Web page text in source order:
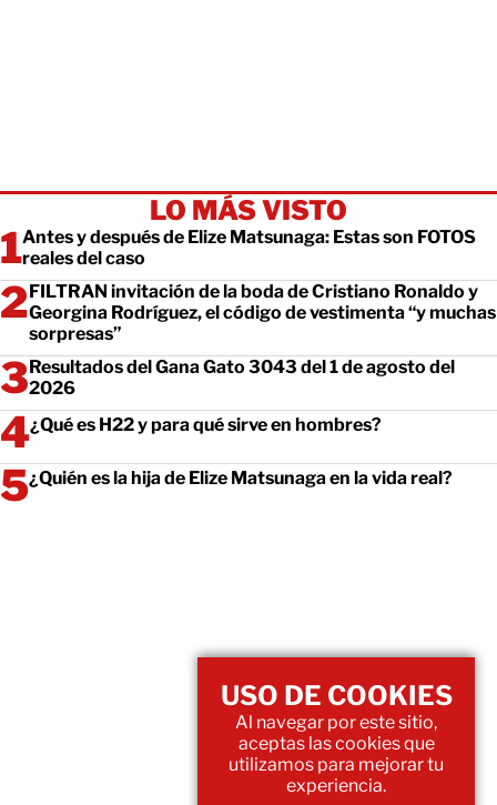
LO MÁS VISTO
Antes y después de Elize Matsunaga: Estas son FOTOS
reales del caso
FILTRAN invitación de la boda de Cristiano Ronaldo y
Georgina Rodríguez, el código de vestimenta “y muchas
sorpresas”
Resultados del Gana Gato 3043 del 1 de agosto del
2026
¿Qué es H22 y para qué sirve en hombres?
¿Quién es la hija de Elize Matsunaga en la vida real?
USO DE COOKIES
Al navegar por este sitio,
aceptas las cookies que
utilizamos para mejorar tu
experiencia.